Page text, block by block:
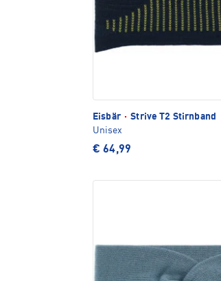
Eisbär · Strive T2 Stirnband
Unisex
€ 64,99